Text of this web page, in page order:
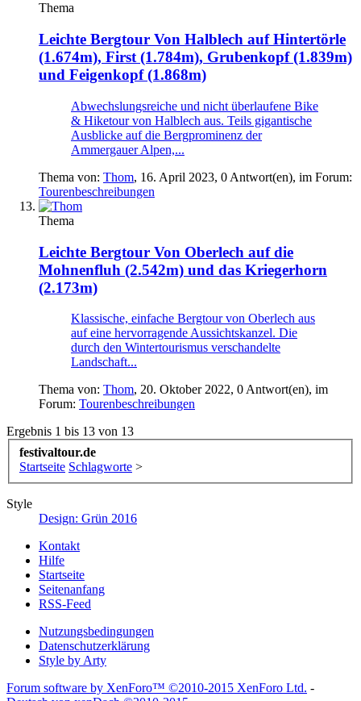
Thema
Leichte Bergtour Von Halblech auf Hintertörle
(1.674m), First (1.784m), Grubenkopf (1.839m)
und Feigenkopf (1.868m)
Abwechslungsreiche und nicht überlaufene Bike
& Hiketour von Halblech aus. Teils gigantische
Ausblicke auf die Bergprominenz der
Ammergauer Alpen,...
Thema von: Thom, 16. April 2023, 0 Antwort(en), im Forum:
Tourenbeschreibungen
Thema
Leichte Bergtour Von Oberlech auf die
Mohnenfluh (2.542m) und das Kriegerhorn
(2.173m)
Klassische, einfache Bergtour von Oberlech aus
auf eine hervorragende Aussichtskanzel. Die
durch den Wintertourismus verschandelte
Landschaft...
Thema von: Thom, 20. Oktober 2022, 0 Antwort(en), im
Forum: Tourenbeschreibungen
Ergebnis 1 bis 13 von 13
festivaltour.de
Startseite Schlagworte >
Style
Design: Grün 2016
Kontakt
Hilfe
Startseite
Seitenanfang
RSS-Feed
Nutzungsbedingungen
Datenschutzerklärung
Style by Arty
Forum software by XenForo™ ©2010-2015 XenForo Ltd. -